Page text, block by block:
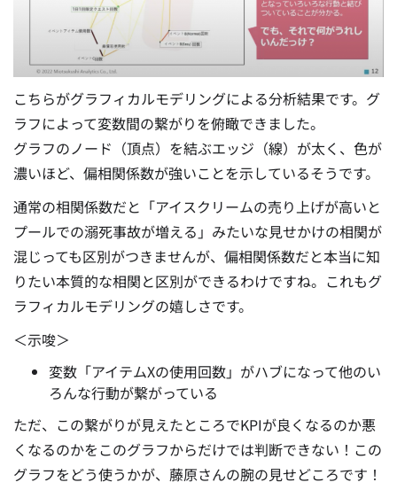
こちらがグラフィカルモデリングによる分析結果です。グ
ラフによって変数間の繋がりを俯瞰できました。
グラフのノード（頂点）を結ぶエッジ（線）が太く、色が
濃いほど、 偏相関係数が強いことを示しているそうです。
通常の相関係数だと「アイスクリームの売り上げが高いと
プールでの溺死事故が増える」みたいな見せかけの相関が
混じっても区別がつきませんが、偏相関係数だと本当に知
りたい本質的な相関と区別ができるわけですね。これもグ
ラフィカルモデリングの嬉しさです。
＜示唆＞
変数 「アイテムXの使用回数」がハブになって他のい
ろんな行動が繋がっている
ただ、この繋がりが見えたところでKPIが良くなるのか悪
くなるのかをこのグラフからだけでは判断できない ！この
グラフをどう使うかが、藤原さんの腕の見せどころです！